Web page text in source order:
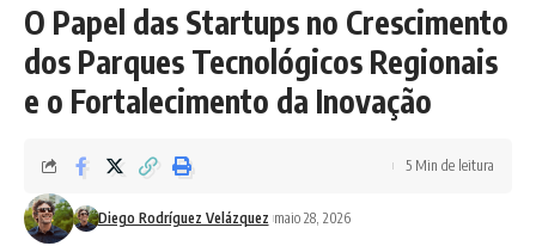
O Papel das Startups no Crescimento
dos Parques Tecnológicos Regionais
e o Fortalecimento da Inovação
Diego Rodríguez Velázquez maio 28, 2026
5 Min de leitura